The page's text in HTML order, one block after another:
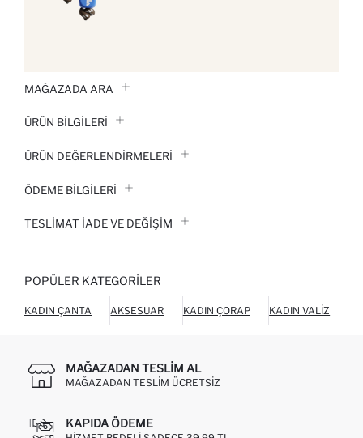
MAĞAZADA ARA
ÜRÜN BILGILERI
ÜRÜN DEĞERLENDİRMELERİ
ÖDEME BİLGİLERİ
TESLIMAT İADE VE DEĞIŞIM
POPÜLER KATEGORILER
KADIN ÇANTA AKSESUAR KADIN ÇORAP KADIN VALIZ
MAĞAZADAN TESLIM AL
MAĞAZADAN TESLIM ÜCRETSIZ
KAPIDA ÖDEME